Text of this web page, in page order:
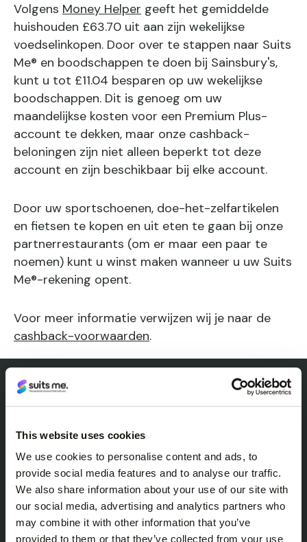
This website uses cookies
We use cookies to personalise content and ads, to
provide social media features and to analyse our traffic.
We also share information about your use of our site with
our social media, advertising and analytics partners who
may combine it with other information that you’ve
provided to them or that they’ve collected from your use
Volgens Money Helper geeft het gemiddelde
huishouden £63.70 uit aan zijn wekelijkse
voedselinkopen. Door over te stappen naar Suits
Me® en boodschappen te doen bij Sainsbury's,
kunt u tot £11.04 besparen op uw wekelijkse
boodschappen. Dit is genoeg om uw
maandelijkse kosten voor een Premium Plus-
account te dekken, maar onze cashback-
beloningen zijn niet alleen beperkt tot deze
account en zijn beschikbaar bij elke account.
Door uw sportschoenen, doe-het-zelfartikelen
en fietsen te kopen en uit eten te gaan bij onze
partnerrestaurants (om er maar een paar te
noemen) kunt u winst maken wanneer u uw Suits
Me®-rekening opent.
Voor meer informatie verwijzen wij je naar de
cashback-voorwaarden.